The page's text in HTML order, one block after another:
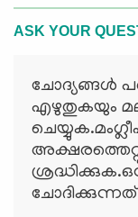
ASK YOUR
ചോദ്യങ്ങള്‍
എഴുതുകയും
ചോദിക്കുന്നത്